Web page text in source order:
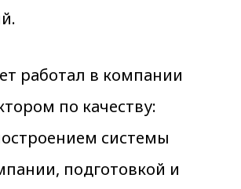
работал в компании
по качеству:
системы
подготовкой и